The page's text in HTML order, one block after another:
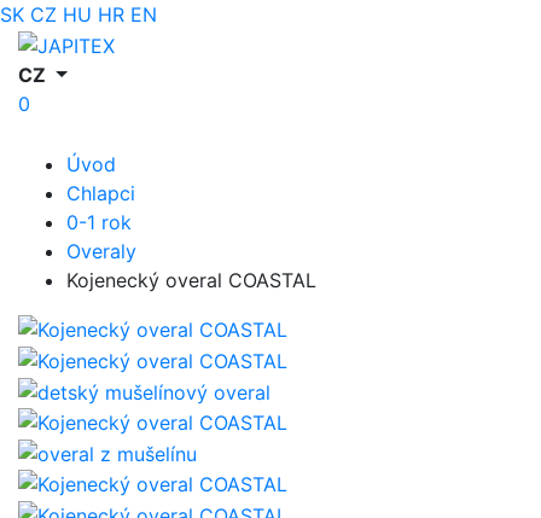
SK CZ HU HR EN
CZ
0
Úvod
Chlapci
0-1 rok
Overaly
Kojenecký overal COASTAL